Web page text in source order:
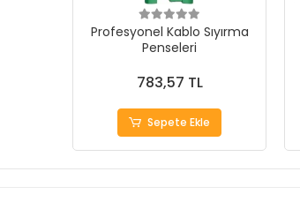
Profesyonel Kablo Sıyırma
Penseleri
783,57 TL
Sepete Ekle